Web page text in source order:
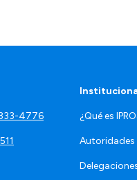
4776 ¿Qué es
Autoridades